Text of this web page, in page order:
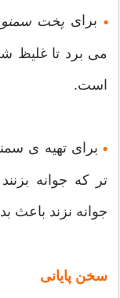
• برای پخت سمنو
می برد تا غلیظ
است.
• برای تهیه ی
تر که جوانه
جوانه نزند
سخن پایانی